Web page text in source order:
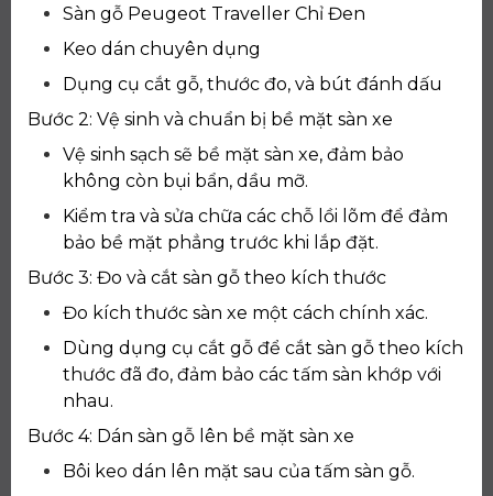
Sàn gỗ Peugeot Traveller Chỉ Đen
Keo dán chuyên dụng
Dụng cụ cắt gỗ, thước đo, và bút đánh dấu
Bước 2: Vệ sinh và chuẩn bị bề mặt sàn xe
Vệ sinh sạch sẽ bề mặt sàn xe, đảm bảo
không còn bụi bẩn, dầu mỡ.
Kiểm tra và sửa chữa các chỗ lồi lõm để đảm
bảo bề mặt phẳng trước khi lắp đặt.
Bước 3: Đo và cắt sàn gỗ theo kích thước
Đo kích thước sàn xe một cách chính xác.
Dùng dụng cụ cắt gỗ để cắt sàn gỗ theo kích
thước đã đo, đảm bảo các tấm sàn khớp với
nhau.
Bước 4: Dán sàn gỗ lên bề mặt sàn xe
Bôi keo dán lên mặt sau của tấm sàn gỗ.